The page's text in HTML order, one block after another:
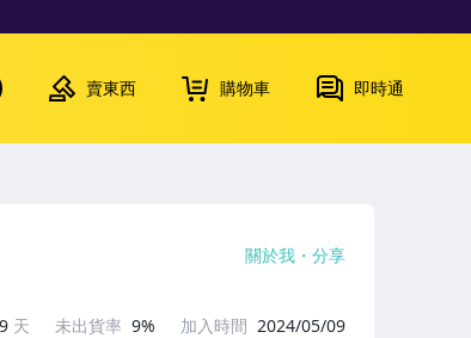
賣東西 購物車 即時通
關於我 分享
天 未出貨率 9% 加入時間 2024/05/09